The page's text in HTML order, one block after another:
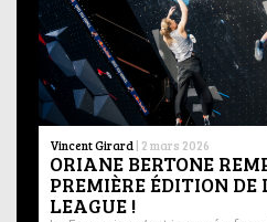
Vincent Girard | 2 mars 2026
ORIANE BERTONE
PREMIÈRE ÉDITION
LEAGUE !